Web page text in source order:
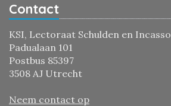
Contact
KSI, Lectoraat Schulden en Incasso
Padualaan 101
Postbus 85397
3508 AJ Utrecht
Neem contact op